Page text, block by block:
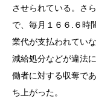
させられている。さ
で、毎月１６６.６時
業代が支払われてい
減給処分などが違法
働者に対する収奪で
ち上がった。